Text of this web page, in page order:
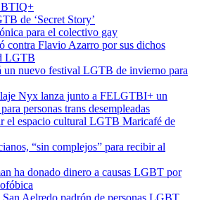
de ‘Secret Story’
para el colectivo gay
contra Flavio Azarro por sus dichos
LGTB
un nuevo festival LGTB de invierno para
Nyx lanza junto a FELGTBI+ un
personas trans desempleadas
el espacio cultural LGTB Maricafé de
“sin complejos” para recibir al
ha donado dinero a causas LGBT por
Aelredo padrón de personas LGBT